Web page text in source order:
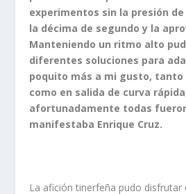
experimentos sin la presión
la décima de segundo y la
Manteniendo un ritmo alto
diferentes soluciones para
poquito más a mi gusto,
como en salida de curva
afortunadamente todas
manifestaba Enrique Cruz.
La afición tinerfeña pudo disfrutar